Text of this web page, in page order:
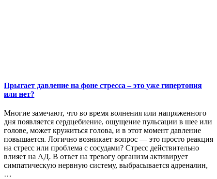
Прыгает давление на фоне стресса – это уже гипертония
или нет?
Многие замечают, что во время волнения или напряженного
дня появляется сердцебиение, ощущение пульсации в шее или
голове, может кружиться голова, и в этот момент давление
повышается. Логично возникает вопрос — это просто реакция
на стресс или проблема с сосудами? Стресс действительно
влияет на АД. В ответ на тревогу организм активирует
симпатическую нервную систему, выбрасывается адреналин,
…